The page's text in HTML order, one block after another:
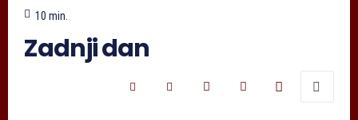
10 min.
Zadnji dan